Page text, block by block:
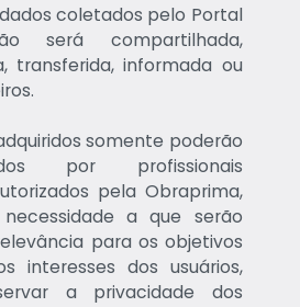
coletados pelo Portal
será compartilhada,
transferida, informada ou
somente poderão
por profissionais
pela Obraprima,
a que serão
para os objetivos
interesses dos usuários,
a privacidade dos